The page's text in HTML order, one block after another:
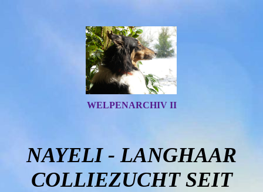
WELPENARCHIV II
NAYELI - LANGHAAR
COLLIEZUCHT SEIT